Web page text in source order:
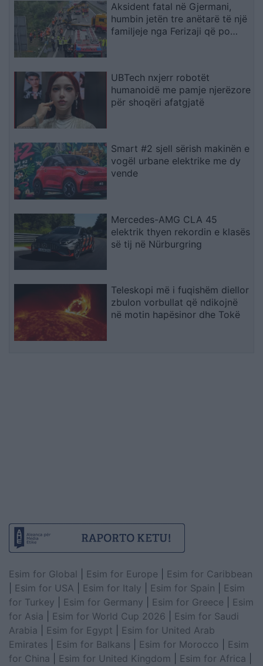
Aksident fatal në Gjermani,
humbin jetën tre anëtarë të një
familjeje nga Ferizaji që po
UBTech nxjerr robotët
humanoidë me pamje njerëzore
për shoqëri afatgjatë
Smart #2 sjell sërish makinën e
vogël urbane elektrike me dy
vende
Mercedes-AMG CLA 45
elektrik thyen rekordin e klasës
së tij në Nürburgring
Teleskopi më i fuqishëm diellor
zbulon vorbullat që ndikojnë
në motin hapësinor dhe Tokë
Esim for Global Esim for Europe
Esim for Caribbean
Esim for USA Esim for Italy Esim for Spain
Esim
for Turkey
Esim for Germany Esim for Greece
Esim
for Asia
Esim for World Cup 2026
Esim for Saudi
Arabia
Esim for Egypt
Esim for United Arab
Emirates
Esim for Balkans Esim for Morocco
Esim
for China
Esim for United Kingdom Esim for Africa